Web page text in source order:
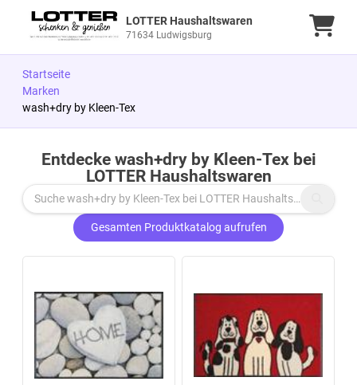
LOTTER Haushaltswaren
71634 Ludwigsburg
Startseite
Marken
wash+dry by Kleen-Tex
Zu den Produkten springen
Entdecke wash+dry by Kleen-Tex bei
LOTTER Haushaltswaren
Gesamten Produktkatalog aufrufen